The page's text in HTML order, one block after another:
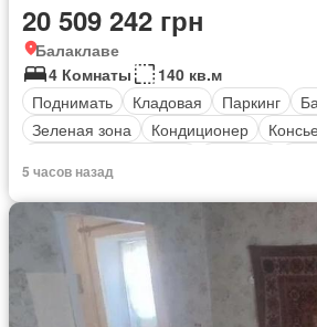
20 509 242 грн
Балаклаве
4 Комнаты
140 кв.м
Поднимать
Кладовая Паркинг
Зеленая зона
Кондиционер
5 часов назад